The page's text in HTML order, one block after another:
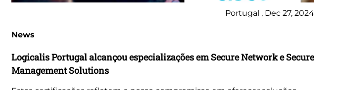
Portugal , Dec 27, 2024
News
Logicalis Portugal alcançou especializações em Secure Network e Secure
Management Solutions